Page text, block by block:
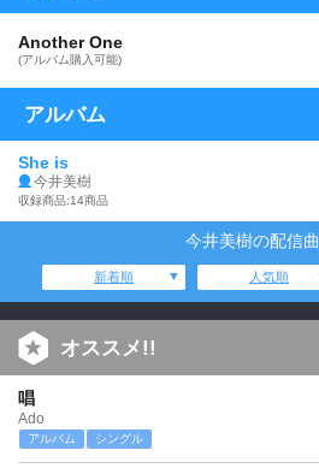
Another One
(アルバム購入可能)
アルバム
She is
今井美樹
収録商品:14商品
今井美樹の配信
新着順 人気順
オススメ!!
唱
Ado
アルバム シングル